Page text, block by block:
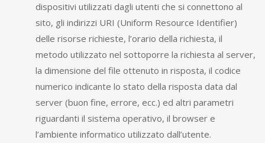
dispositivi utilizzati dagli utenti che si connettono al
sito, gli indirizzi URI (Uniform Resource Identifier)
delle risorse richieste, l’orario della richiesta, il
metodo utilizzato nel sottoporre la richiesta al server,
la dimensione del file ottenuto in risposta, il codice
numerico indicante lo stato della risposta data dal
server (buon fine, errore, ecc.) ed altri parametri
riguardanti il sistema operativo, il browser e
l’ambiente informatico utilizzato dall’utente.